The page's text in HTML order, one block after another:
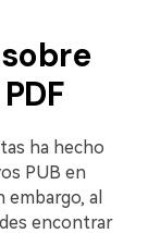
ha hecho
PUB en
embargo, al
encontrar